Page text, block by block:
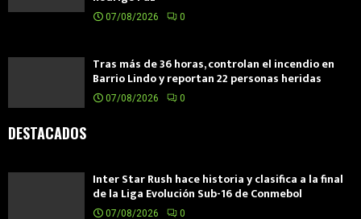
07/08/2026 0
Tras más de 36 horas, controlan el incendio en
Barrio Lindo y reportan 22 personas heridas
07/08/2026 0
DESTACADOS
Inter Star Rush hace historia y clasifica a la final
de la Liga Evolución Sub-16 de Conmebol
07/08/2026 0